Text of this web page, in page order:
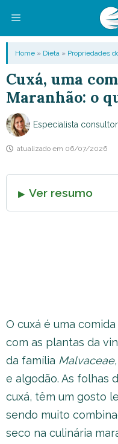
conteúdo
Menu
Home » Dieta » Propriedades
Cuxá, uma
Maranhão: o
Especialista
atualizado em 06/07/2026
Ver resumo
O cuxá é uma
com as plantas da
da família Malvaceae
e algodão. As folhas
cuxá, têm um gosto
sendo muito
seco na culinária